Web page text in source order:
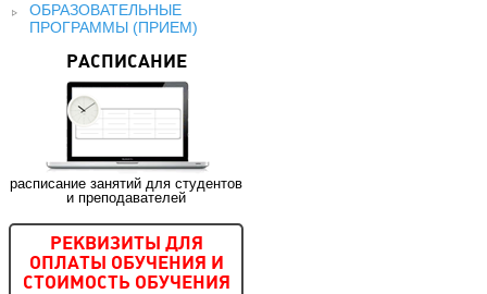
ОБРАЗОВАТЕЛЬНЫЕ
ПРОГРАММЫ (ПРИЕМ)
РАСПИСАНИЕ
расписание занятий для студентов
и преподавателей
РЕКВИЗИТЫ ДЛЯ
ОПЛАТЫ ОБУЧЕНИЯ И
СТОИМОСТЬ ОБУЧЕНИЯ